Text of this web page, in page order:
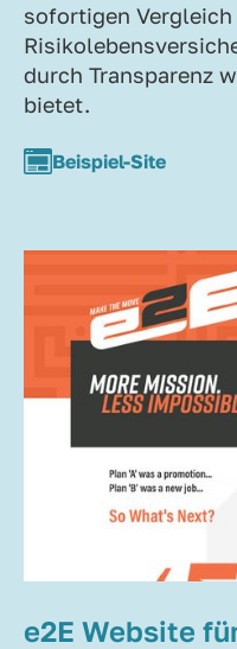
sofortigen Vergleich
durch Transparenz
bietet.
Beispiel-Site
e2E Website